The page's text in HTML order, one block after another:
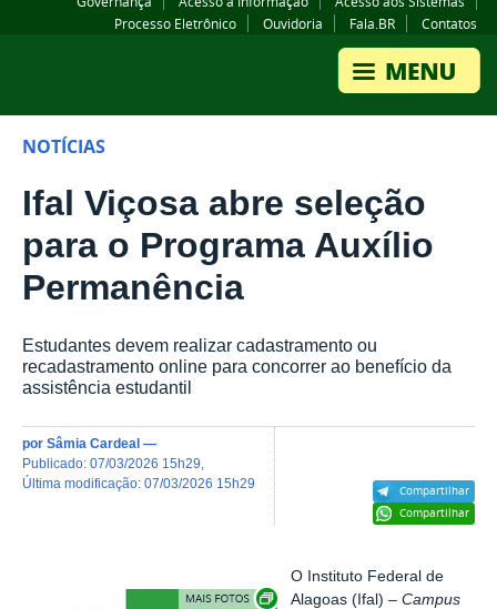
Processo Eletrônico
Ouvidoria Fala.BR Contatos
NOTÍCIAS
Ifal Viçosa abre seleção
para o Programa Auxílio
Permanência
Estudantes devem realizar cadastramento ou
recadastramento online para concorrer ao benefício da
assistência estudantil
Compartilhar
Compartilhar
por Sâmia Cardeal —
publicado: 07/03/2026 15h29
última modificação: 07/03/2026 15h29
Exibir carrossel de imagens
O Instituto Federal de
Alagoas (Ifal) –Campus